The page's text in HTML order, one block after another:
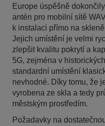
Europe úspěšně
antén pro mobilní sítě
k instalaci přímo na
Jejich umístění je velmi
zlepšit kvalitu pokrytí a
5G, zejména v
standardní umístění
nevhodné. Díky tomu, že
vyrobena ze skla a tedy
městským prostředím.
Požadavky na